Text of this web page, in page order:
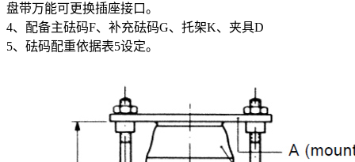
盘带万能可更换插座接口。
4、配备主砝码F、补充砝码G、托架K、夹具D
5、砝码配重依据表5设定。